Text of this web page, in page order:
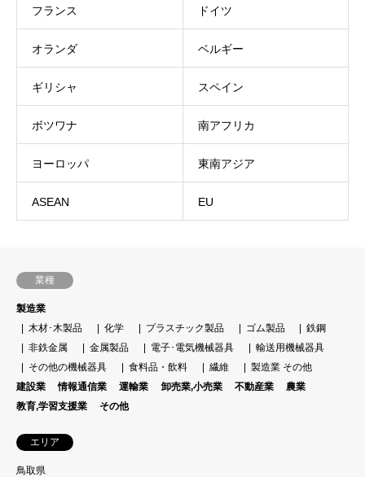
フランス ドイツ
オランダ ベルギー
ギリシャ スペイン
ボツワナ 南アフリカ
ヨーロッパ 東南アジア
ASEAN EU
業種
製造業
木材･木製品
化学 プラスチック製品 ゴム製品
鉄鋼
非鉄金属
金属製品 電子･電気機械器具
輸送用機械器具
その他の機械器具
食料品・飲料 繊維
製造業 その他
建設業
情報通信業 運輸業 卸売業,小売業 不動産業
農業
教育,学習支援業
その他
エリア
鳥取県